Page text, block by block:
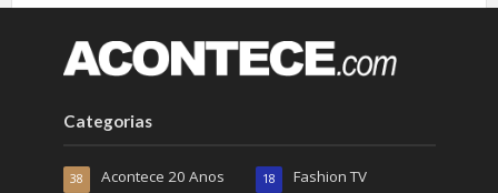
Categorias
Acontece 20 Anos
38 Fashion TV
18